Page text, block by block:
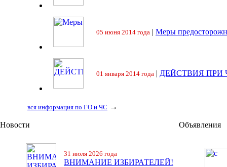
05 июня 2014 года | Меры
01 января 2014 года | ДЕЙСТВИЯ ПРИ
вся информация по ГО и ЧС →
Новости
31 июля 2026 года
ВНИМАНИЕ ИЗБИРАТЕЛЕЙ!
Объявления